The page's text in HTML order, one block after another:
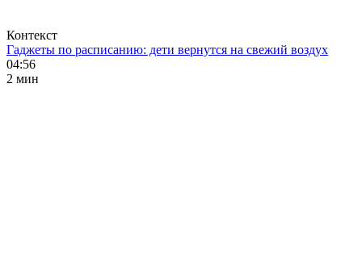
Контекст
Гаджеты по расписанию: дети вернутся на свежий воздух
04:56
2 мин